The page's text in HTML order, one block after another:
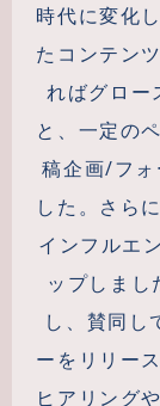
時代に変化
たコンテン
ればグロー
と、一定の
稿企画/フォ
した。さら
インフルエ
ップしまし
し、賛同し
ーをリリー
ヒアリング